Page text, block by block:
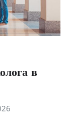
в